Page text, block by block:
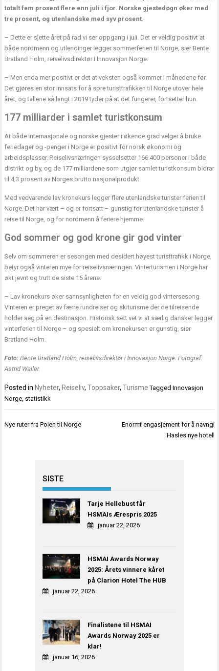
totalt fem prosent flere enn juli i fjor. Norske gjestedøgn øker med
tre prosent, og utenlandske med syv prosent.
– Dette er sjette året på rad vi ser oppgang i juli. Det er veldig positivt at
både nordmenn og utlendinger legger sommerferien til Norge, sier Bente
Bratland Holm, reiselivsdirektør i Innovasjon Norge.
– Men enda mer positivt er det at veksten også kommer i månedene før.
Det gjøres en stor innsats for å spre turisttrafikken til Norge utover hele
året, og tallene så langt i 2019 tyder på at det fungerer, fortsetter hun.
177 milliarder i samlet turistkonsum
At både internasjonale og norske gjester i økende grad velger å bruke
feriedager og -penger i Norge er positivt for norsk økonomi og
arbeidsplasser. Reiselivsnæringen sysselsetter 166.400 personer i både
distrikt og by, og de 177 milliardene som utgjør samlet turistkonsum bidrar
til 4,3 prosent av Norges brutto nasjonalprodukt.
Med vedvarende lav kronekurs legger flere utenlandske turister ferien til
Norge. Det har vært – og er fortsatt – gunstig for utenlandske turister å
reise til Norge, og for nordmenn å feriere hjemme.
God sommer og god krone gir god vinter
Selv om sommeren er sesongen med desidert høyest turisttrafikk i Norge,
betyr også vinteren mye for reiselivsnæringen. Vinterturismen i Norge har
økt jevnt og trutt de siste 15 årene.
– Lav kronekurs øker sannsynligheten for en veldig god vintersesong.
Vinteren er preget av færre rundreiser og skiturisme der de tilreisende
holder seg på en destinasjon. Historisk sett vet vi at særlig dansker legger
vinterferien til Norge – og spesielt om kronekursen er gunstig, sier
Bratland Holm.
Foto: Bente Bratland Holm, reiselivsdirektør i Innovasjon Norge. Fotograf:
Astrid Waller.
Posted in Nyheter, Reiseliv,Toppsaker,Turisme TaggedInnovasjon
Norge, statistikk
Innleggsnavigasjon
Nye ruter fra Polen til Norge
Enormt engasjement for å navngi
Hasles nye hotell
SISTE
Tarje Hellebust får
HSMAIs Ærespris 2025
januar 22, 2026
HSMAI Awards Norway
2025: Årets vinnere kåret
på Clarion Hotel The HUB
januar 22, 2026
Finalistene til HSMAI
Awards Norway 2025 er
klar!
januar 16, 2026